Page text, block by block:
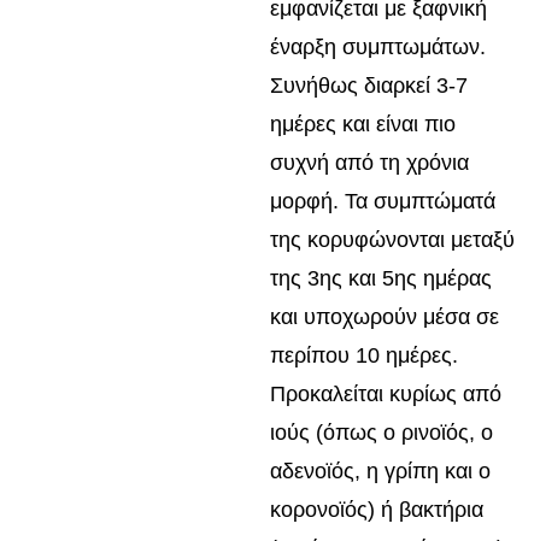
εμφανίζεται με ξαφνική
έναρξη συμπτωμάτων.
Συνήθως διαρκεί 3-7
ημέρες και είναι πιο
συχνή από τη χρόνια
μορφή. Τα συμπτώματά
της κορυφώνονται μεταξύ
της 3ης και 5ης ημέρας
και υποχωρούν μέσα σε
περίπου 10 ημέρες.
Προκαλείται κυρίως από
ιούς (όπως ο ρινοϊός, ο
αδενοϊός, η γρίπη και ο
κορονοϊός) ή βακτήρια